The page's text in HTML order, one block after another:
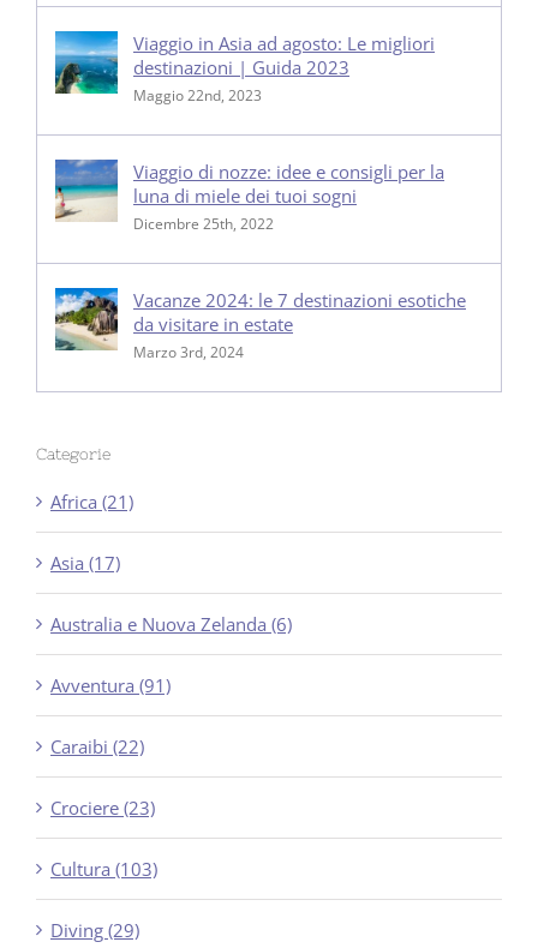
Viaggio in Asia ad agosto: Le migliori
destinazioni | Guida 2023
Maggio 22nd, 2023
Viaggio di nozze: idee e consigli per la
luna di miele dei tuoi sogni
Dicembre 25th, 2022
Vacanze 2024: le 7 destinazioni esotiche
da visitare in estate
Marzo 3rd, 2024
Categorie
Africa (21)
Asia (17)
Australia e Nuova Zelanda (6)
Avventura (91)
Caraibi (22)
Crociere (23)
Cultura (103)
Diving (29)